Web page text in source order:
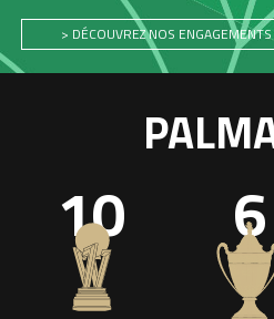
> DÉCOUVREZ NOS
10 6